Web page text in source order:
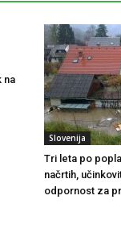
na
Slovenija
Tri leta po
načrtih,
odpornost za